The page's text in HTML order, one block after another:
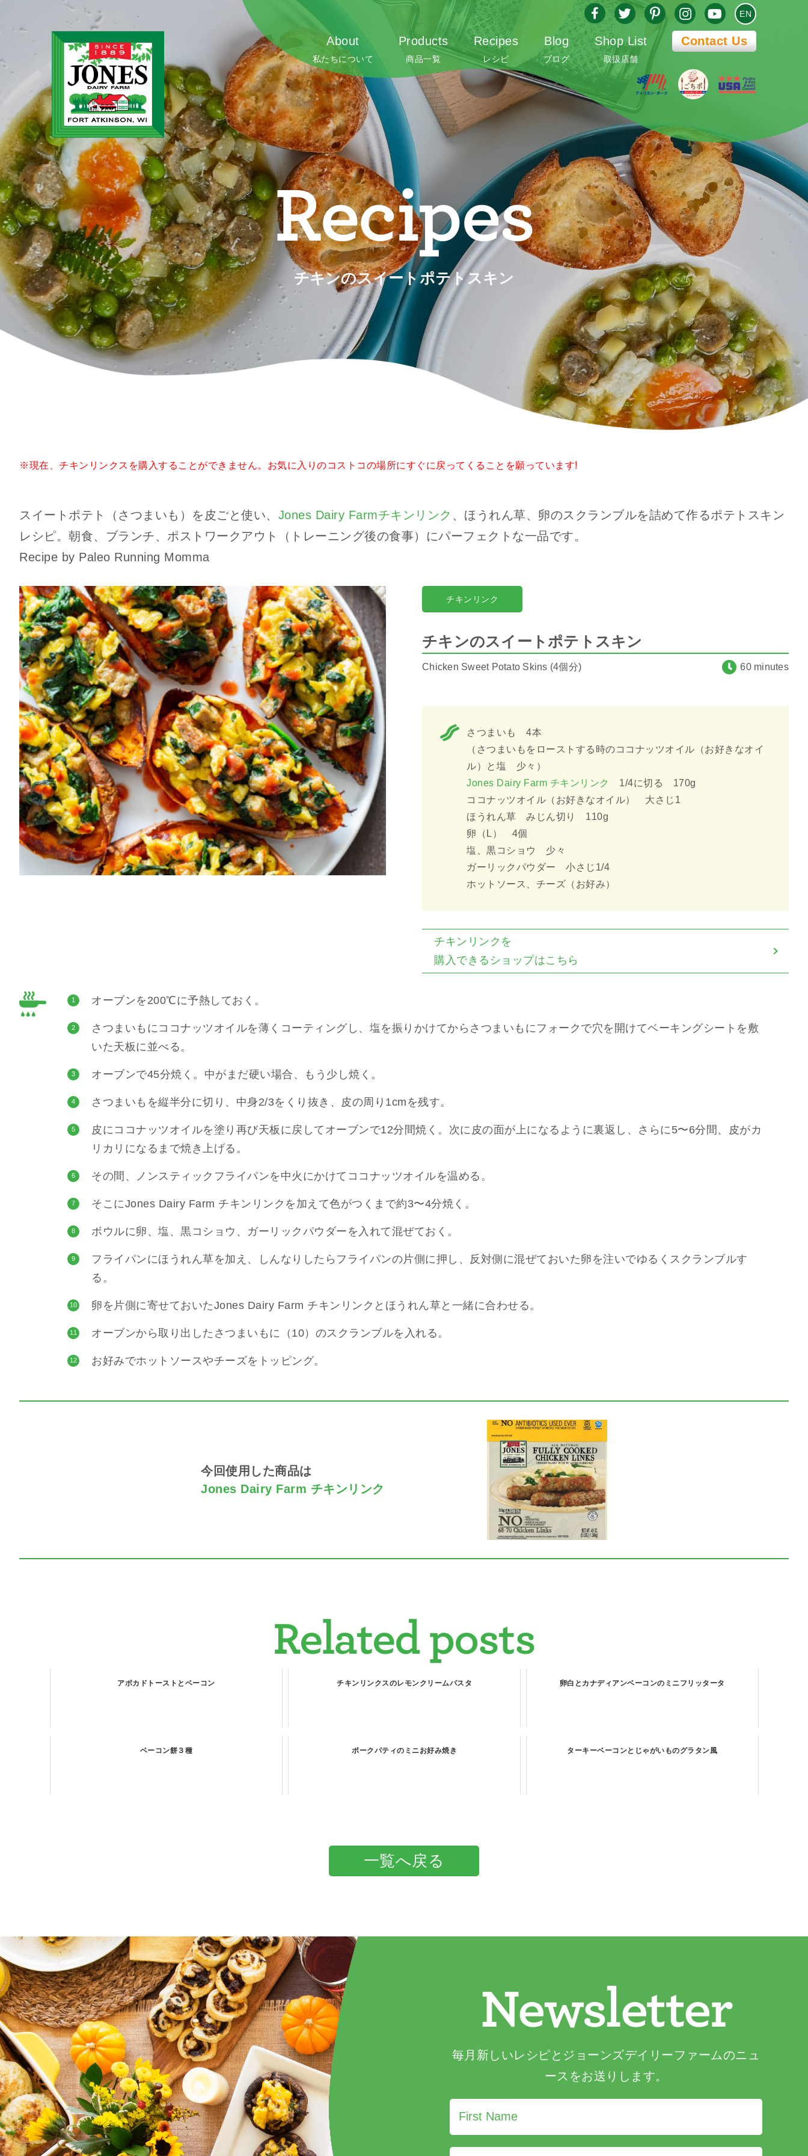
EN
About
私たちについて
Products
商品一覧
Recipes
レシピ
Blog
ブログ
Shop List
取扱店舗
Contact Us
Recipes
チキンのスイートポテトスキン
※現在、チキンリンクスを購入することができません。お気に入りのコストコの場所にすぐに戻ってくることを願っています!
スイートポテト（さつまいも）を皮ごと使い、 Jones Dairy Farmチキンリンク 、ほうれん草、卵のスクランブルを詰めて作るポテトスキン
レシピ。朝食、ブランチ、ポストワークアウト（トレーニング後の食事）にパーフェクトな一品です。
Recipe by Paleo Running Momma
チキンリンク
チキンのスイートポテトスキン
Chicken Sweet Potato Skins (4個分) 60 minutes
さつまいも 4本
（さつまいもをローストする時のココナッツオイル（お好きなオイ
ル）と塩 少々）
Jones Dairy Farm チキンリンク
1/4に切る 170g
ココナッツオイル（お好きなオイル） 大さじ1
ほうれん草 みじん切り 110g
卵（L） 4個
塩、黒コショウ 少々
ガーリックパウダー 小さじ1/4
ホットソース、チーズ（お好み）
チキンリンクを
購入できるショップはこちら
1 オーブンを200℃に予熱しておく。
2
さつまいもにココナッツオイルを薄くコーティングし、塩を振りかけてからさつまいもにフォークで穴を開けてベーキングシートを敷
いた天板に並べる。
3 オーブンで45分焼く。中がまだ硬い場合、もう少し焼く。
4 さつまいもを縦半分に切り、中身2/3をくり抜き、皮の周り1cmを残す。
5
皮にココナッツオイルを塗り再び天板に戻してオーブンで12分間焼く。次に皮の面が上になるように裏返し、さらに5〜6分間、皮がカ
リカリになるまで焼き上げる。
6 その間、ノンスティックフライパンを中火にかけてココナッツオイルを温める。
7 そこにJones Dairy Farm チキンリンクを加えて色がつくまで約3〜4分焼く。
8 ボウルに卵、塩、黒コショウ、ガーリックパウダーを入れて混ぜておく。
9
フライパンにほうれん草を加え、しんなりしたらフライパンの片側に押し、反対側に混ぜておいた卵を注いでゆるくスクランブルす
る。
10 卵を片側に寄せておいたJones Dairy Farm チキンリンクとほうれん草と一緒に合わせる。
11 オーブンから取り出したさつまいもに（10）のスクランブルを入れる。
12 お好みでホットソースやチーズをトッピング。
今回使用した商品は
Jones Dairy Farm チキンリンク
Related posts
アボカドトーストとベーコン チキンリンクスのレモンクリームパスタ 卵白とカナディアンベーコンのミニフリッタータ
ベーコン餅３種 ポークパティのミニお好み焼き ターキーベーコンとじゃがいものグラタン風
一覧へ戻る
Newsletter
毎月新しいレシピとジョーンズデイリーファームのニュ
ースをお送りします。